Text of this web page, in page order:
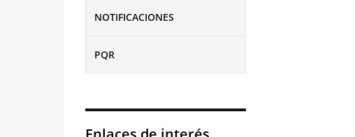
NOTIFICACIONES
PQR